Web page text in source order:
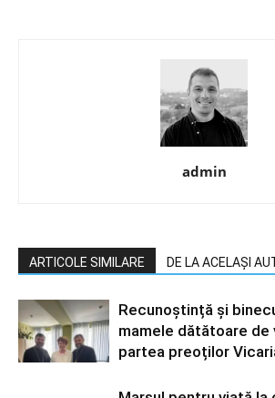
admin
ARTICOLE SIMILARE DE LA ACELAȘI
Recunoștință și
mamele dătătoare de
partea preoților